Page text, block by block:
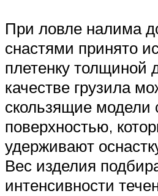
При ловле налима
снастями принято
плетенку толщиной
качестве грузила
скользящие модели
поверхностью,
удерживают
Вес изделия
интенсивности